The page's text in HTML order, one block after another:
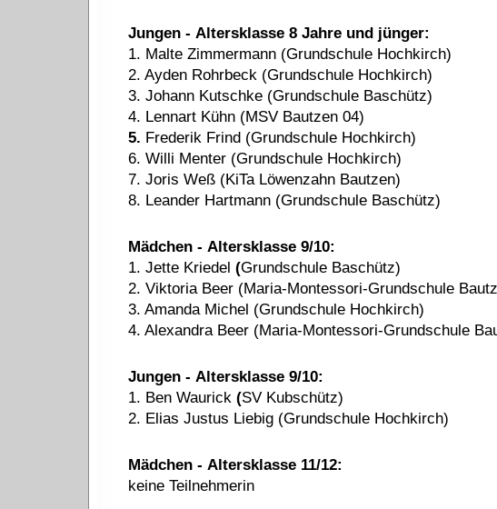
Jungen - Altersklasse 8 Jahre und jünger:
1. Malte Zimmermann (Grundschule Hochkirch)
2. Ayden Rohrbeck (Grundschule Hochkirch)
3. Johann Kutschke (Grundschule Baschütz)
4. Lennart Kühn (MSV Bautzen04)
5. Frederik Frind (Grundschule Hochkirch)
6. Willi Menter (Grundschule Hochkirch)
7. Joris Weß (KiTa Löwenzahn Bautzen)
8. Leander Hartmann (Grundschule Baschütz)
Mädchen - Altersklasse 9/10:
1. Jette Kriedel (Grundschule Baschütz)
2. Viktoria Beer (Maria-Montessori-Grundschule
3. Amanda Michel (Grundschule Hochkirch)
4. Alexandra Beer (Maria-Montessori-Grundschule
Jungen - Altersklasse 9/10:
1. Ben Waurick (SV Kubschütz)
2. Elias Justus Liebig (Grundschule Hochkirch)
Mädchen - Altersklasse 11/12:
keine Teilnehmerin